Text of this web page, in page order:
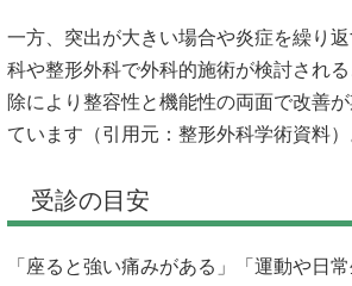
一方、突出が大きい場合や炎症を繰り
科や整形外科で外科的施術が検討され
除により整容性と機能性の両面で改善
ています（引用元：整形外科学術資料）
受診の目安
「座ると強い痛みがある」「運動や日